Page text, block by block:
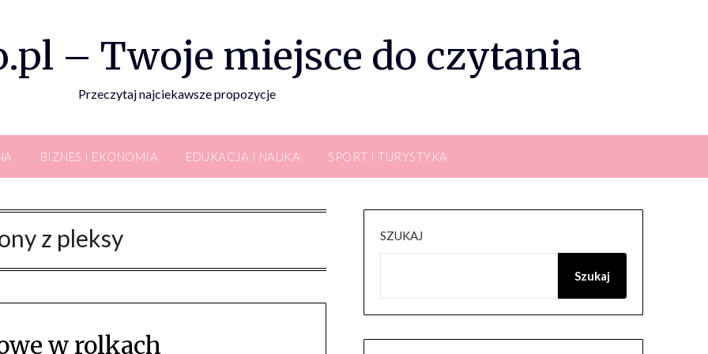
– Twoje miejsce do czytania
Przeczytaj najciekawsze propozycje
BIZNES I EKONOMIA EDUKACJA I NAUKA SPORT I TURYSTYKA
z pleksy
w rolkach
SZUKAJ
Szukaj